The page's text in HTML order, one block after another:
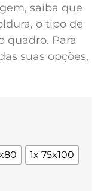
saiba que
o tipo de
quadro. Para
suas opções,
1x 75x100